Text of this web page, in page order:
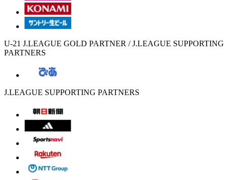
U-21 J.LEAGUE GOLD PARTNER / J.LEAGUE SUPPORTING
PARTNERS
J.LEAGUE SUPPORTING PARTNERS